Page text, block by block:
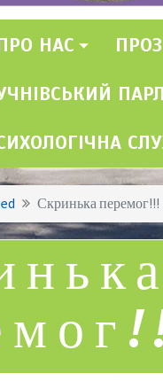
НАС
Скринька перемог!!!